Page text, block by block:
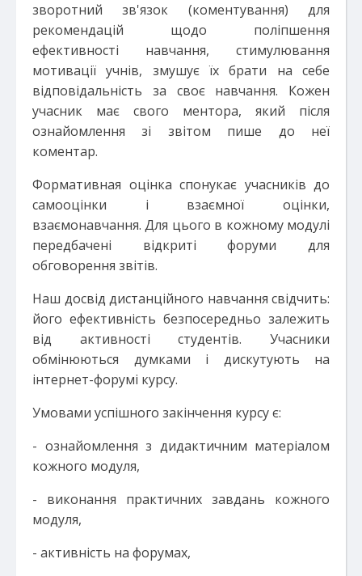
зворотний зв'язок (коментування) для
рекомендацій щодо поліпшення
ефективності навчання, стимулювання
мотивації учнів, змушує їх брати на себе
відповідальність за своє навчання. Кожен
учасник має свого ментора, який після
ознайомлення зі звітом пише до неї
коментар.
Формативная оцінка спонукає учасників до
самооцінки і взаємної оцінки,
взаємонавчання. Для цього в кожному модулі
передбачені відкриті форуми для
обговорення звітів.
Наш досвід дистанційного навчання свідчить:
його ефективність безпосередньо залежить
від активності студентів. Учасники
обмінюються думками і дискутують на
інтернет-форумі курсу.
Умовами успішного закінчення курсу є:
- ознайомлення з дидактичним матеріалом
кожного модуля,
- виконання практичних завдань кожного
модуля,
- активність на форумах,